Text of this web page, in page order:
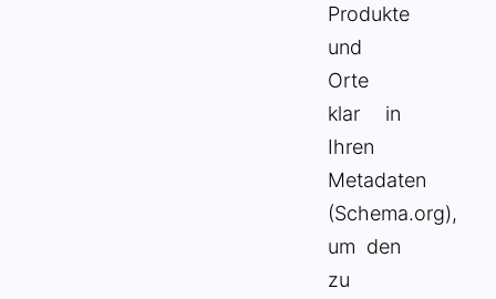
Produkte
und
Orte
klar in
Ihren
Metadaten
(Schema.org),
um den
zu